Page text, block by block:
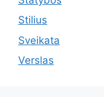
Stilius
Sveikata
Verslas